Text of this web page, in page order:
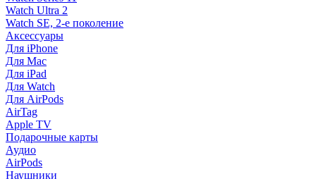
Watch Ultra 2
Watch SE, 2-е поколение
Аксессуары
Для iPhone
Для Mac
Для iPad
Для Watch
Для AirPods
AirTag
Apple TV
Подарочные карты
Аудио
AirPods
Наушники